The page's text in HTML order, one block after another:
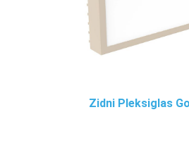
Zidni Pleksiglas